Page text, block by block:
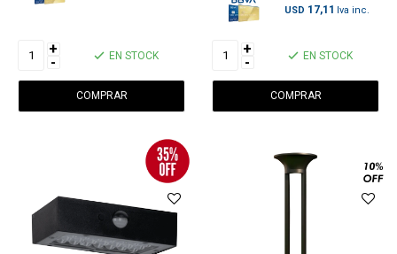
+
- EN STOCK
USD 17,11
+
- EN STOCK